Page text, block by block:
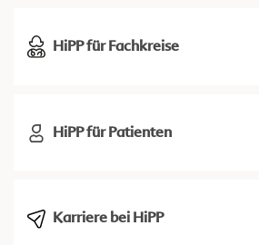
HiPP für Fachkreise
HiPP für Patienten
Karriere bei HiPP